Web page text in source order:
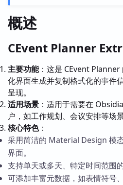
概述
CEvent Planner
主要功能：这是 CEvent
化界面生成并复制格式化的事件
呈现。
适用场景 ：适用于需要在
户，如工作规划、会议安排等场景
核心特色：
采用简洁的 Material Design 模
界面。
支持单天或多天、特定时间范围
可添加丰富元数据，如表情符号